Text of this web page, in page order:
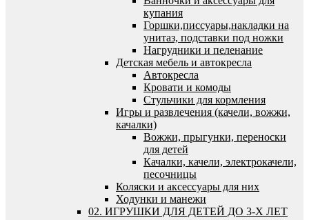
купания
Горшки,писсуары,накладки на
унитаз, подставки под ножки
Нагрудники и пеленание
Детская мебель и автокресла
Автокресла
Кровати и комоды
Стульчики для кормления
Игры и развлечения (качели, вожжи,
качалки)
Вожжи, прыгунки, переноски
для детей
Качалки, качели, электрокачели,
песочницы
Коляски и аксессуары для них
Ходунки и манежи
02. ИГРУШКИ ДЛЯ ДЕТЕЙ ДО 3-Х ЛЕТ